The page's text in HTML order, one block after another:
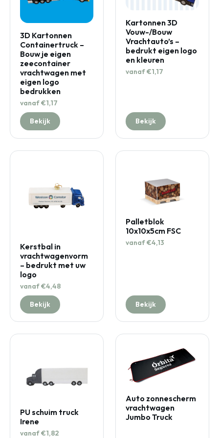
3D Kartonnen
Containertruck –
Bouw je eigen
zeecontainer
vrachtwagen met
eigen logo
bedrukken
vanaf €1,17
Bekijk
Kartonnen 3D
Vouw-/Bouw
Vrachtauto’s –
bedrukt eigen logo
en kleuren
vanaf €1,17
Bekijk
Kerstbal in
vrachtwagenvorm
– bedrukt met uw
logo
vanaf €4,48
Bekijk
Palletblok
10x10x5cm FSC
vanaf €4,13
Bekijk
PU schuim truck
Irene
vanaf €1,82
Auto zonnescherm
vrachtwagen
Jumbo Truck